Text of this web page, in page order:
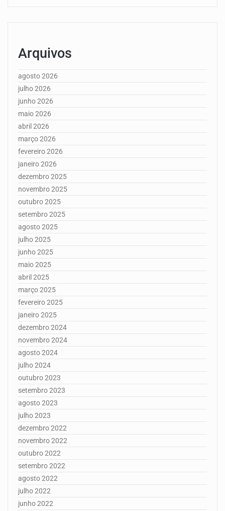
Arquivos
agosto 2026
julho 2026
junho 2026
maio 2026
abril 2026
março 2026
fevereiro 2026
janeiro 2026
dezembro 2025
novembro 2025
outubro 2025
setembro 2025
agosto 2025
julho 2025
junho 2025
maio 2025
abril 2025
março 2025
fevereiro 2025
janeiro 2025
dezembro 2024
novembro 2024
agosto 2024
julho 2024
outubro 2023
setembro 2023
agosto 2023
julho 2023
dezembro 2022
novembro 2022
outubro 2022
setembro 2022
agosto 2022
julho 2022
junho 2022